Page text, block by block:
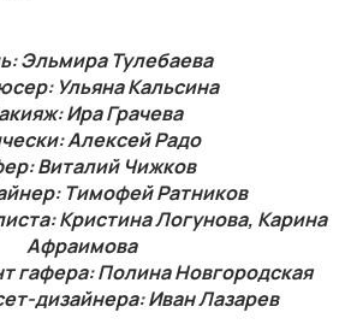
Эльмира Тулебаева
Ульяна Кальсина
Ира Грачева
Алексей Радо
Виталий Чижков
Тимофей Ратников
Кристина Логунова, Карина
Афраимова
гафера: Полина Новгородская
дизайнера: Иван Лазарев